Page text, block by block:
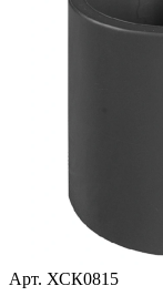
Арт. ХСК0815